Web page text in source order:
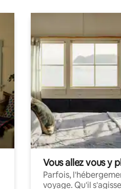
Vous allez vous y
Parfois,
voyage. Qu'il